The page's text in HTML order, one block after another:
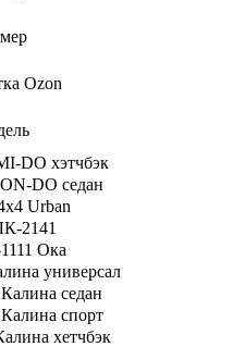
Ozon
DO хэтчбэк
DO седан
Urban
2141
Ока
универсал
седан
спорт
хетчбэк